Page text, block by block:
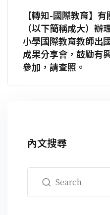
【轉知-國際教育】
（以下簡稱成大）辦
小學國際教育教師出
成果分享會，鼓勵有
參加，請查照。
內文搜尋